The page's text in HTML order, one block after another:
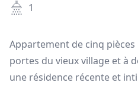
1
Appartement de cinq
portes du vieux village et à
une résidence récente et